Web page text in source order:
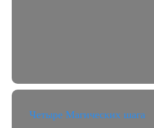
Четыре Магических шага